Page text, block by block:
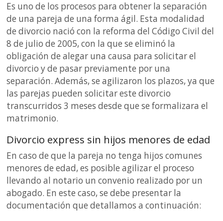
Es uno de los procesos para obtener la separación
de una pareja de una forma ágil. Esta modalidad
de divorcio nació con la reforma del Código Civil del
8 de julio de 2005, con la que se eliminó la
obligación de alegar una causa para solicitar el
divorcio y de pasar previamente por una
separación. Además, se agilizaron los plazos, ya que
las parejas pueden solicitar este divorcio
transcurridos 3 meses desde que se formalizara el
matrimonio.
Divorcio express sin hijos menores de edad
En caso de que la pareja no tenga hijos comunes
menores de edad, es posible agilizar el proceso
llevando al notario un convenio realizado por un
abogado. En este caso, se debe presentar la
documentación que detallamos a continuación: